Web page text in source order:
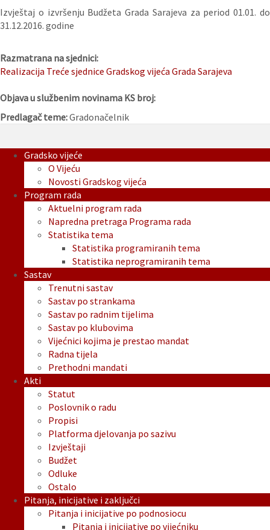
Izvještaj o izvršenju Budžeta Grada Sarajeva za period 01.01. do
31.12.2016. godine
Razmatrana na sjednici:
Realizacija Treće sjednice Gradskog vijeća Grada Sarajeva
Objava u službenim novinama KS broj:
Predlagač teme:Gradonačelnik
Gradsko vijeće
O Vijeću
Novosti Gradskog vijeća
Program rada
Aktuelni program rada
Napredna pretraga Programa rada
Statistika tema
Statistika programiranih tema
Statistika neprogramiranih tema
Sastav
Trenutni sastav
Sastav po strankama
Sastav po radnim tijelima
Sastav po klubovima
Vijećnici kojima je prestao mandat
Radna tijela
Prethodni mandati
Akti
Statut
Poslovnik o radu
Propisi
Platforma djelovanja po sazivu
Izvještaji
Budžet
Odluke
Ostalo
Pitanja, inicijative i zaključci
Pitanja i inicijative po podnosiocu
Pitanja i inicijative po vijećniku